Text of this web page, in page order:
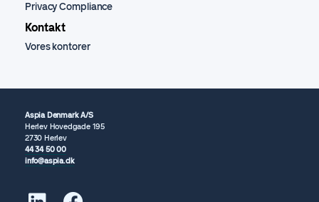
Privacy Compliance
Kontakt
Vores kontorer
Aspia Denmark A/S
Herlev Hovedgade 195
2730 Herlev
44 34 50 00
info@aspia.dk